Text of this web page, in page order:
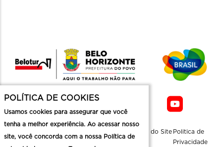
Mapa do Site Politica de
Privacidade
POLÍTICA DE COOKIES
Usamos cookies para assegurar que você
tenha a melhor experiência. Ao acessar nosso
site, você concorda com a nossa Política de